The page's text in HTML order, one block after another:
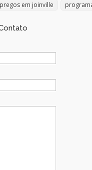
em joinville